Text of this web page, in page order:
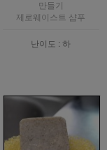
만들기
제로웨이스트 샴푸
난이도 : 하